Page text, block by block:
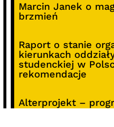
Marcin Janek o
brzmień
Raport o stanie
kierunkach
studenckiej w
rekomendacje
Alterprojekt –
pomysłów